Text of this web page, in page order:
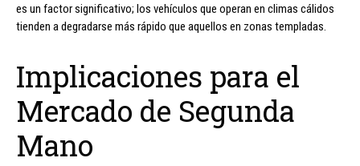
es un factor significativo; los vehículos que operan en climas cálidos
tienden a degradarse más rápido que aquellos en zonas templadas.
Implicaciones para el
Mercado de Segunda
Mano